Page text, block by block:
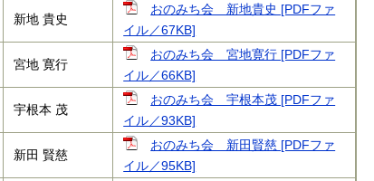
新地 貴史
おのみち会 新地貴史 [PDFファ
イル／67KB]
宮地 寛行
おのみち会 宮地寛行 [PDFファ
イル／66KB]
宇根本 茂
おのみち会 宇根本茂 [PDFファ
イル／93KB]
新田 賢慈
おのみち会 新田賢慈 [PDFファ
イル／95KB]